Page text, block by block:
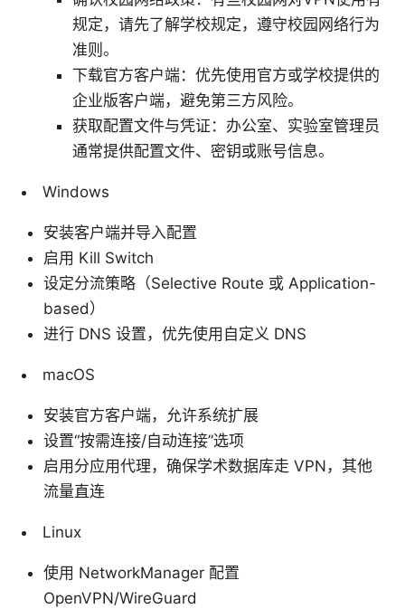
规定，请先了解学校规定，遵守校园网络行为
准则。
下载官方客户端：优先使用官方或学校提供的
企业版客户端，避免第三方风险。
获取配置文件与凭证：办公室、实验室管理员
通常提供配置文件、密钥或账号信息。
Windows
安装客户端并导入配置
启用 Kill Switch
设定分流策略（Selective Route 或 Application-
based）
进行 DNS 设置，优先使用自定义 DNS
macOS
安装官方客户端，允许系统扩展
设置“按需连接/自动连接”选项
启用分应用代理，确保学术数据库走 VPN，其他
流量直连
Linux
使用 NetworkManager 配置
OpenVPN/WireGuard